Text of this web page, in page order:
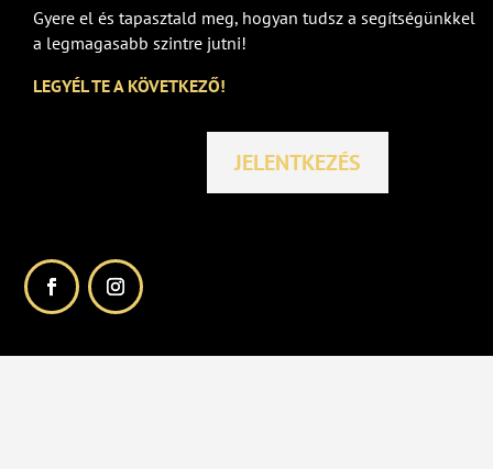
Gyere el és tapasztald meg, hogyan tudsz a segítségünkkel
a legmagasabb szintre jutni!
LEGYÉL TE A KÖVETKEZŐ!
JELENTKEZÉS